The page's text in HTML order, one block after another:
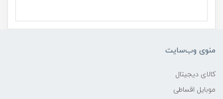
713x239x501 میلی‌متر
منوی وب‌سایت
کالای دیجیتال
موبایل اقساطی